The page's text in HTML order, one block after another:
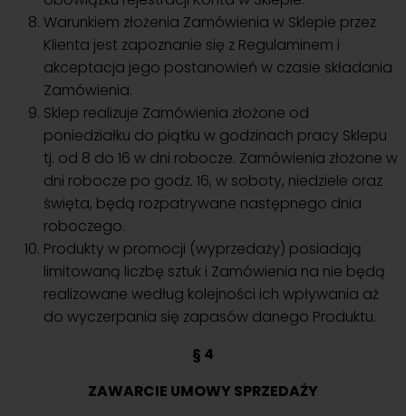
Warunkiem złożenia Zamówienia w Sklepie przez
Klienta jest zapoznanie się z Regulaminem i
akceptacja jego postanowień w czasie składania
Zamówienia.
Sklep realizuje Zamówienia złożone od
poniedziałku do piątku w godzinach pracy Sklepu
tj. od 8 do 16 w dni robocze. Zamówienia złożone w
dni robocze po godz. 16, w soboty, niedziele oraz
święta, będą rozpatrywane następnego dnia
roboczego.
Produkty w promocji (wyprzedaży) posiadają
limitowaną liczbę sztuk i Zamówienia na nie będą
realizowane według kolejności ich wpływania aż
do wyczerpania się zapasów danego Produktu.
§ 4
ZAWARCIE UMOWY SPRZEDAŻY